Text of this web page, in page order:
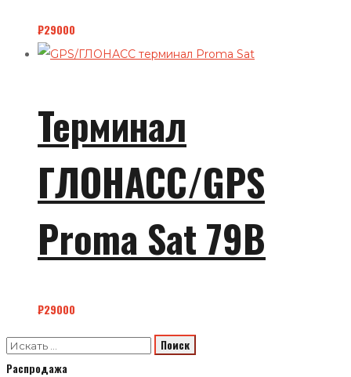
₽29000
Терминал
ГЛОНАСС/GPS
Proma Sat 79B
₽29000
Распродажа